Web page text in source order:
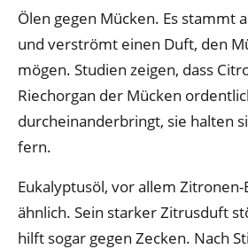
Ölen gegen Mücken. Es stammt
und verströmt einen Duft, den
mögen. Studien zeigen, dass
Riechorgan der Mücken
durcheinanderbringt, sie halten
fern.
Eukalyptusöl, vor allem
ähnlich. Sein starker Zitrusduft
hilft sogar gegen Zecken. Nach